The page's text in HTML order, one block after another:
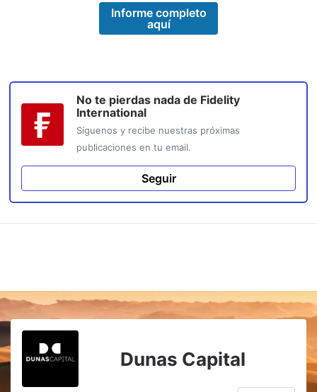
Informe completo
aquí
No te pierdas nada de Fidelity
International
Síguenos y recibe nuestras próximas
publicaciones en tu email.
Seguir
Dunas Capital